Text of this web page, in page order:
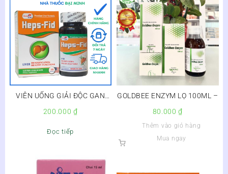
VIÊN UỐNG GIẢI ĐỘC GAN
200.000₫
Đọc tiếp
GOLDBEE ENZYM LỌ 100ML –
80.000₫
Thêm vào giỏ hàng
Mua ngay